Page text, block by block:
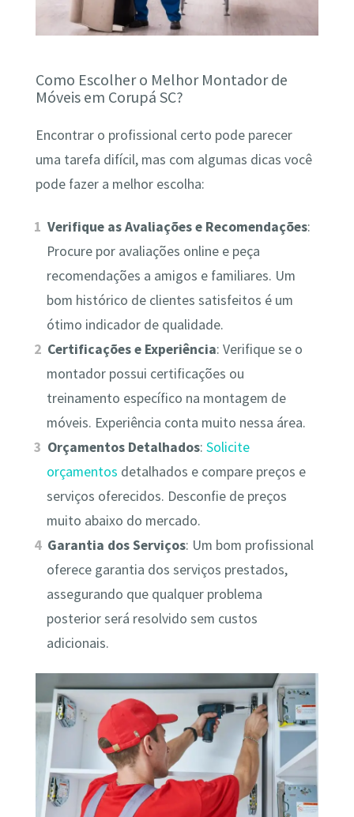
Como Escolher o Melhor Montador de
Móveis em Corupá SC?
Encontrar o profissional certo pode parecer
uma tarefa difícil, mas com algumas dicas você
pode fazer a melhor escolha:
Verifique as Avaliações e Recomendações:
Procure por avaliações online e peça
recomendações a amigos e familiares. Um
bom histórico de clientes satisfeitos é um
ótimo indicador de qualidade.
Certificações e Experiência: Verifique se o
montador possui certificações ou
treinamento específico na montagem de
móveis. Experiência conta muito nessa área.
Orçamentos Detalhados:Solicite
orçamentos detalhados e compare preços e
serviços oferecidos. Desconfie de preços
muito abaixo do mercado.
Garantia dos Serviços: Um bom profissional
oferece garantia dos serviços prestados,
assegurando que qualquer problema
posterior será resolvido sem custos
adicionais.